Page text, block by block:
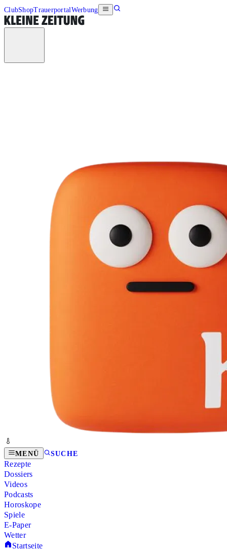
ClubShopTrauerportalWerbung
MENÜ SUCHE
Rezepte
Dossiers
Videos
Podcasts
Horoskope
Spiele
E-Paper
Wetter
Startseite